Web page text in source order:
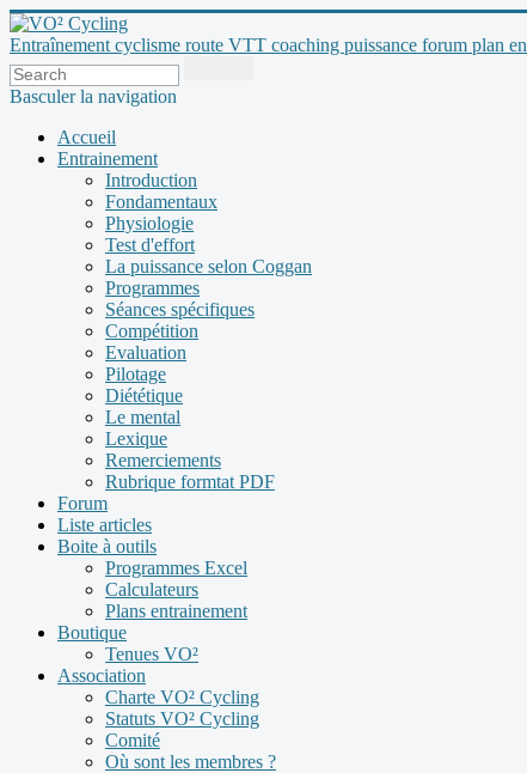
Entraînement cyclisme route VTT coaching puissance forum plan
Basculer la navigation
Accueil
Entrainement
Introduction
Fondamentaux
Physiologie
Test d'effort
La puissance selon Coggan
Programmes
Séances spécifiques
Compétition
Evaluation
Pilotage
Diététique
Le mental
Lexique
Remerciements
Rubrique formtat PDF
Forum
Liste articles
Boite à outils
Programmes Excel
Calculateurs
Plans entrainement
Boutique
Tenues VO²
Association
Charte VO² Cycling
Statuts VO² Cycling
Comité
Où sont les membres ?